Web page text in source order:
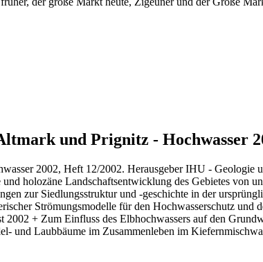
und Prignitz - Hochwasser
2002, Heft 12/2002. Herausgeber IHU -
holozäne Landschaftsentwicklung des Gebietes von
zur Siedlungsstruktur und -geschichte in der
Strömungsmodelle für den Hochwasserschutz
+ Zum Einfluss des Elbhochwassers auf den
und Laubbäume im Zusammenleben im